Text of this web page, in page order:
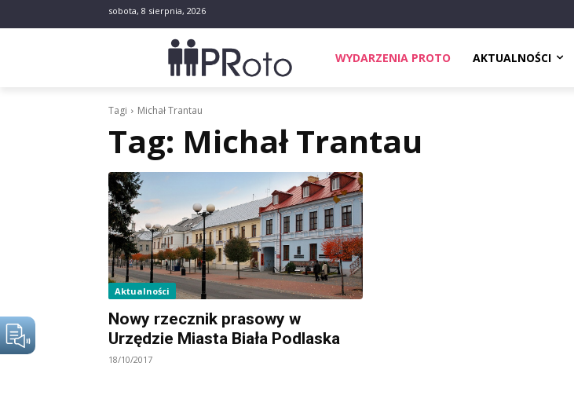
sobota, 8 sierpnia, 2026
WYDARZENIA PROTO AKTUALNOŚCI
Tagi Michał Trantau
Tag: Michał Trantau
Aktualności
Nowy rzecznik prasowy w
Urzędzie Miasta Biała Podlaska
18/10/2017